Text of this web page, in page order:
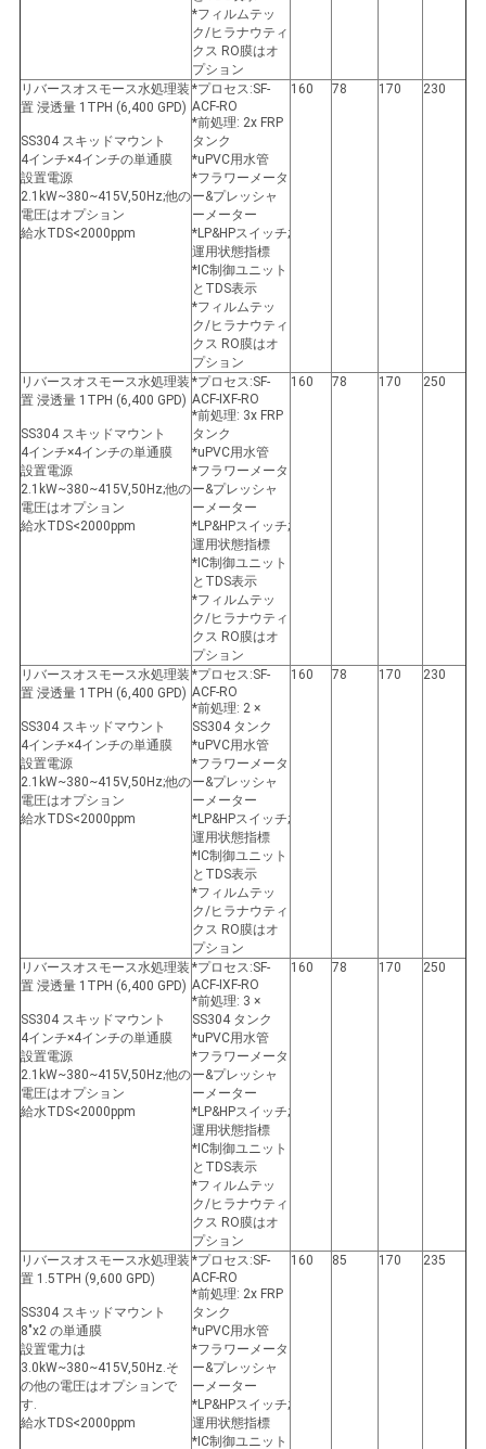
*フィルムテッ
ク/ヒラナウティ
クス RO膜はオ
プション
リバースオスモース水処理装
置 浸透量 1TPH (6,400 GPD)
SS304 スキッドマウント
4インチ×4インチの単通膜
設置電源
2.1kW~380~415V,50Hz;他の
電圧はオプション
給水TDS<2000ppm
*プロセス:SF-
ACF-RO
*前処理: 2x FRP
タンク
*uPVC用水管
*フラワーメータ
ー&プレッシャ
ーメーター
*LP&HPスイッチ;
運用状態指標
*IC制御ユニット
とTDS表示
*フィルムテッ
ク/ヒラナウティ
クス RO膜はオ
プション
160 78 170 230
リバースオスモース水処理装
置 浸透量 1TPH (6,400 GPD)
SS304 スキッドマウント
4インチ×4インチの単通膜
設置電源
2.1kW~380~415V,50Hz;他の
電圧はオプション
給水TDS<2000ppm
*プロセス:SF-
ACF-IXF-RO
*前処理: 3x FRP
タンク
*uPVC用水管
*フラワーメータ
ー&プレッシャ
ーメーター
*LP&HPスイッチ;
運用状態指標
*IC制御ユニット
とTDS表示
*フィルムテッ
ク/ヒラナウティ
クス RO膜はオ
プション
160 78 170 250
リバースオスモース水処理装
置 浸透量 1TPH (6,400 GPD)
SS304 スキッドマウント
4インチ×4インチの単通膜
設置電源
2.1kW~380~415V,50Hz;他の
電圧はオプション
給水TDS<2000ppm
*プロセス:SF-
ACF-RO
*前処理: 2 ×
SS304 タンク
*uPVC用水管
*フラワーメータ
ー&プレッシャ
ーメーター
*LP&HPスイッチ;
運用状態指標
*IC制御ユニット
とTDS表示
*フィルムテッ
ク/ヒラナウティ
クス RO膜はオ
プション
160 78 170 230
リバースオスモース水処理装
置 浸透量 1TPH (6,400 GPD)
SS304 スキッドマウント
4インチ×4インチの単通膜
設置電源
2.1kW~380~415V,50Hz;他の
電圧はオプション
給水TDS<2000ppm
*プロセス:SF-
ACF-IXF-RO
*前処理: 3 ×
SS304 タンク
*uPVC用水管
*フラワーメータ
ー&プレッシャ
ーメーター
*LP&HPスイッチ;
運用状態指標
*IC制御ユニット
とTDS表示
*フィルムテッ
ク/ヒラナウティ
クス RO膜はオ
プション
160 78 170 250
リバースオスモース水処理装
置 1.5TPH (9,600 GPD)
SS304 スキッドマウント
8"x2 の単通膜
設置電力は
3.0kW~380~415V,50Hz.そ
の他の電圧はオプションで
す.
給水TDS<2000ppm
*プロセス:SF-
ACF-RO
*前処理: 2x FRP
タンク
*uPVC用水管
*フラワーメータ
ー&プレッシャ
ーメーター
*LP&HPスイッチ;
運用状態指標
*IC制御ユニット
160 85 170 235